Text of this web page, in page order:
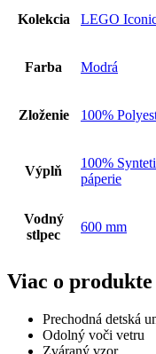
Kolekcia LEGO
Farba Modrá
Zloženie 100%
Výplň
100%
páperie
Vodný
stlpec
600 mm
Viac o produkte
Prechodná detská
Odolný voči vetru
Zváraný vzor